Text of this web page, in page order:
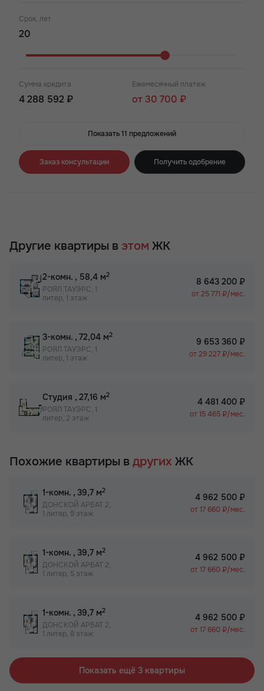
Срок, лет
Сумма кредита
4 288 592 ₽
Ежемесячный платеж
от 30 700 ₽
Показать 11 предложений
Заказ консультации Получить одобрение
Другие квартиры в этом ЖК
2-комн. , 58,4 м2
РОЯЛ ТАУЭРС, 1
литер, 1 этаж
8 643 200 ₽
от 25 771 ₽/мес.
3-комн. , 72,04 м2
РОЯЛ ТАУЭРС, 1
литер, 1 этаж
9 653 360 ₽
от 29 227 ₽/мес.
Студия , 27,16 м2
РОЯЛ ТАУЭРС, 1
литер, 2 этаж
4 481 400 ₽
от 15 465 ₽/мес.
Похожие квартиры в других ЖК
1-комн. , 39,7 м2
ДОНСКОЙ АРБАТ 2,
1 литер, 9 этаж
4 962 500 ₽
от 17 660 ₽/мес.
1-комн. , 39,7 м2
ДОНСКОЙ АРБАТ 2,
1 литер, 5 этаж
4 962 500 ₽
от 17 660 ₽/мес.
1-комн. , 39,7 м2
ДОНСКОЙ АРБАТ 2,
1 литер, 8 этаж
4 962 500 ₽
от 17 660 ₽/мес.
Показать ещё 3 квартиры